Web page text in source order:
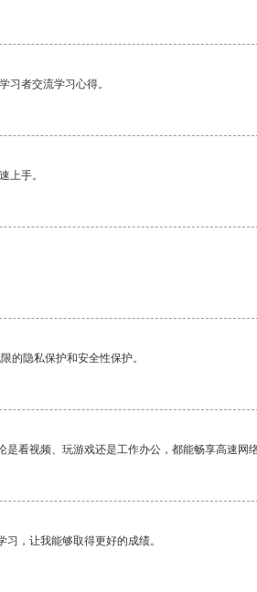
习者交流学习心得。
上手。
的隐私保护和安全性保护。
看视频、玩游戏还是工作办公，都能畅享高速
，让我能够取得更好的成绩。